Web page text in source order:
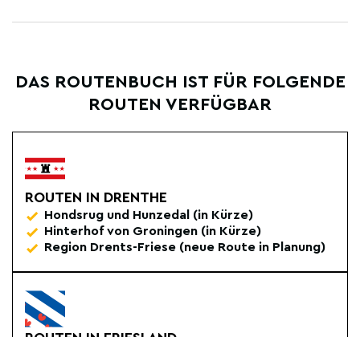
DAS ROUTENBUCH IST FÜR FOLGENDE
ROUTEN VERFÜGBAR
ROUTEN IN DRENTHE
Hondsrug und Hunzedal (in Kürze)
Hinterhof von Groningen (in Kürze)
Region Drents-Friese (neue Route in Planung)